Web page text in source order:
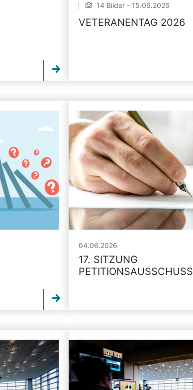
14 Bilder - 15.06.2026
VETERANENTAG 2026
04.06.2026
17. SITZUNG
PETITIONSAUSSCHUSS